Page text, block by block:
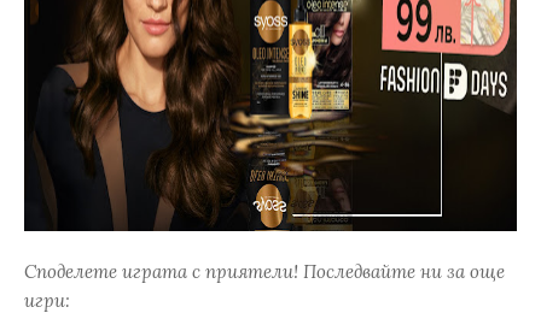
Споделете играта с приятели! Последвайте ни за още
игри: